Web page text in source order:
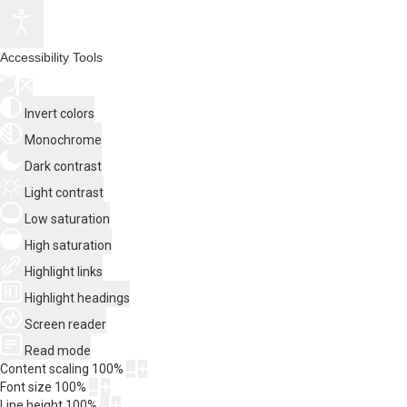
Accessibility Tools
Invert colors
Monochrome
Dark contrast
Light contrast
Low saturation
High saturation
Highlight links
Highlight headings
Screen reader
Read mode
Content scaling 100%
Font size 100%